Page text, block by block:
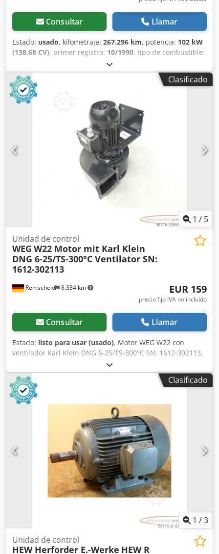
Consultar Llamar
Estado: usado, kilometraje: 267.296 km, potencia: 102 kW
(138,68 CV), primer registro: 10/1990, tipo de combustible:
5.350 kg, peso máximo de la carga:
7.650 kg, peso total:13.000 kg, tamaño del neumático:
10R22.5
, distancia entre ejes:
3.050 mm
naranja
, cabina del conductor:cabina del conductor
mecánico, clase de emisión:
, número de asientos:
3.800 mm, anchura del espacio de
carga:
, altura del espacio de carga:
Equipamiento:
bloqueo del diferencial, cabina, dirección
asistida, enganche de remolque, hidráulica
vehículo: Bovenden, carrocería de acero, caja de
herramientas, ventana trasera, cambio manual de 6
velocidades, toma de fuerza, bloqueo de diferencial,
conexiones de aire y luz, protección inferior, trampillas
oscilantes. Distancia entre ejes: 3050 mm. Carrocería:
volquete trilateral Meiller, motor de 6 cilindros, bloqueo de
diferencial. ¡INFORMACIÓN SOBRE ACCESORIOS SIN
GARANTÍA! Sujetos a cambios, venta previa y errores.
Dsdozkh Tqjpfx Afmeck
Clasificado
1 / 5
Remscheid 8.334 km
Unidad de control
WEG W22 Motor mit Karl Klein
DNG 6-25/TS-300°C Ventilator SN:
1612-302113
EUR 159
precio fijo IVA no incluído
Consultar Llamar
Estado: listo para usar (usado), Motor WEG W22 con
ventilador Karl Klein DNG 6-25/TS-300°C SN: 1612-302113,
usado, en buen estado, 100% funcional, suministro según
fotos. Dcodox Dwinspfx Afmok
Clasificado
1 /3
Unidad de control
HEW Herforder E.-Werke HEW R